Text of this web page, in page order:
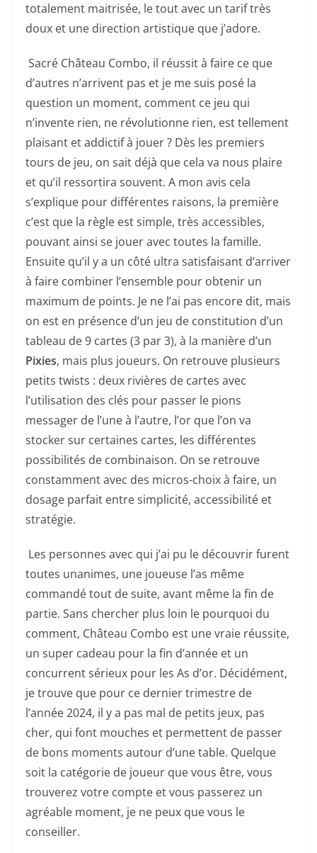
totalement maitrisée, le tout avec un tarif très
doux et une direction artistique que j’adore.
Sacré Château Combo, il réussit à faire ce que
d’autres n’arrivent pas et je me suis posé la
question un moment, comment ce jeu qui
n’invente rien, ne révolutionne rien, est tellement
plaisant et addictif à jouer ? Dès les premiers
tours de jeu, on sait déjà que cela va nous plaire
et qu’il ressortira souvent. A mon avis cela
s’explique pour différentes raisons, la première
c’est que la règle est simple, très accessibles,
pouvant ainsi se jouer avec toutes la famille.
Ensuite qu’il y a un côté ultra satisfaisant d’arriver
à faire combiner l’ensemble pour obtenir un
maximum de points. Je ne l’ai pas encore dit, mais
on est en présence d’un jeu de constitution d’un
tableau de 9 cartes (3 par 3), à la manière d’un
Pixies, mais plus joueurs. On retrouve plusieurs
petits twists : deux rivières de cartes avec
l’utilisation des clés pour passer le pions
messager de l’une à l’autre, l’or que l’on va
stocker sur certaines cartes, les différentes
possibilités de combinaison. On se retrouve
constamment avec des micros-choix à faire, un
dosage parfait entre simplicité, accessibilité et
stratégie.
Les personnes avec qui j’ai pu le découvrir furent
toutes unanimes, une joueuse l’as même
commandé tout de suite, avant même la fin de
partie. Sans chercher plus loin le pourquoi du
comment, Château Combo est une vraie réussite,
un super cadeau pour la fin d’année et un
concurrent sérieux pour les As d’or. Décidément,
je trouve que pour ce dernier trimestre de
l’année 2024, il y a pas mal de petits jeux, pas
cher, qui font mouches et permettent de passer
de bons moments autour d’une table. Quelque
soit la catégorie de joueur que vous être, vous
trouverez votre compte et vous passerez un
agréable moment, je ne peux que vous le
conseiller.